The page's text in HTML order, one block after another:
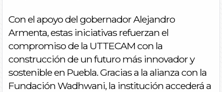
Con el apoyo del gobernador Alejandro
Armenta, estas iniciativas refuerzan el
compromiso de la UTTECAM con la
construcción de un futuro más innovador y
sostenible en Puebla. Gracias a la alianza con la
Fundación Wadhwani, la institución accederá a